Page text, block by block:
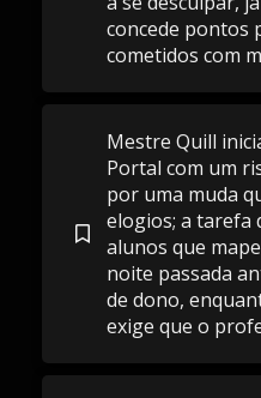
concede pontos
cometidos com
Mestre Quill
Portal com um
por uma muda
elogios; a tarefa
alunos que
noite passada
de dono,
exige que o